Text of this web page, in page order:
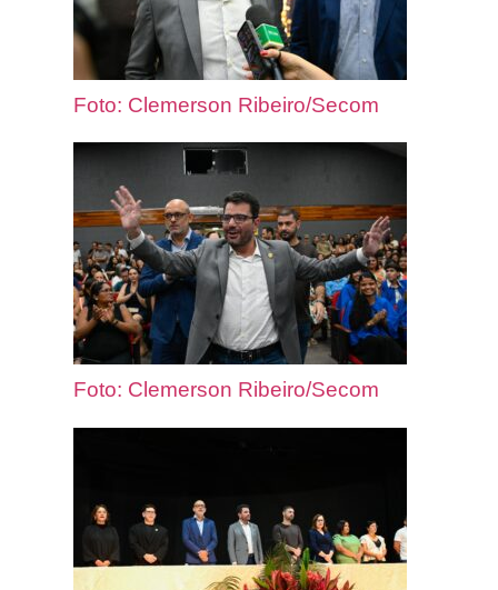
Foto: Clemerson Ribeiro/Secom
Foto: Clemerson Ribeiro/Secom